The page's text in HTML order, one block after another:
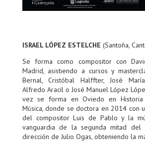
ISRAEL LÓPEZ ESTELCHE (Santoña,
Se forma como compositor con
Madrid, asistiendo a cursos y
Bernal, Cristóbal Halffter, José
Alfredo Aracil o José Manuel López
vez se forma en Oviedo en
Música, donde se doctora en 2014 con
del compositor Luis de Pablo y la
vanguardia de la segunda mitad
dirección de Julio Ogas, obteniendo la